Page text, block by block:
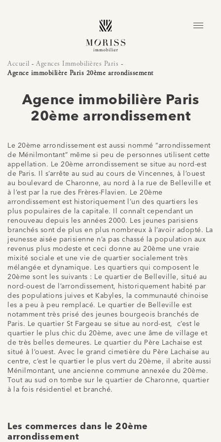
Accueil - Agences Immobilières Paris -
Agence immobilière Paris 20ème arrondissement
Agence immobilière Paris
20ème arrondissement
Le 20ème arrondissement est aussi nommé “arrondissement
de Ménilmontant” même si peu de personnes utilisent cette
appellation. Le 20ème arrondissement se situe au nord-est
de Paris. Il s’arrête au sud au cours de Vincennes, à l’ouest
au boulevard de Charonne, au nord à la rue de Belleville et
à l’est par la rue des Frères-Flavien. Le 20ème
arrondissement est historiquement l’un des quartiers les
plus populaires de la capitale. Il connaît cependant un
renouveau depuis les années 2000. Les jeunes parisiens
branchés sont de plus en plus nombreux à l’avoir adopté. La
jeunesse aisée parisienne n’a pas chassé la population aux
revenus plus modeste et ceci donne au 20ème une vraie
mixité sociale et une vie de quartier socialement très
mélangée et dynamique. Les quartiers qui composent le
20ème sont les suivants : Le quartier de Belleville, situé au
nord-ouest de l’arrondissement, historiquement habité par
des populations juives et Kabyles, la communauté chinoise
les a peu à peu remplacé. Le quartier de Belleville est
notamment très prisé des jeunes bourgeois branchés de
Paris. Le quartier St Fargeau se situe au nord-est, c’est le
quartier le plus chic du 20ème, avec une âme de village et
de très belles demeures. Le quartier du Père Lachaise est
situé à l’ouest. Avec le grand cimetière du Père Lachaise au
centre, c’est le quartier le plus vert du 20ème, il abrite aussi
Ménilmontant, une ancienne commune annexée du 20ème.
Tout au sud on tombe sur le quartier de Charonne, quartier
à la fois résidentiel et branché.
Les commerces dans le 20ème
arrondissement